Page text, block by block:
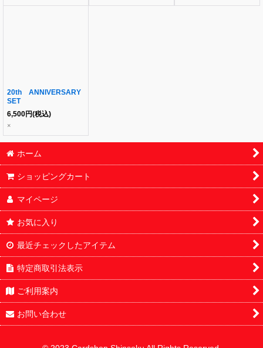
20th ANNIVERSARY
SET
6,500円(税込)
×
ホーム
ショッピングカート
マイページ
お気に入り
最近チェックしたアイテム
特定商取引法表示
ご利用案内
お問い合わせ